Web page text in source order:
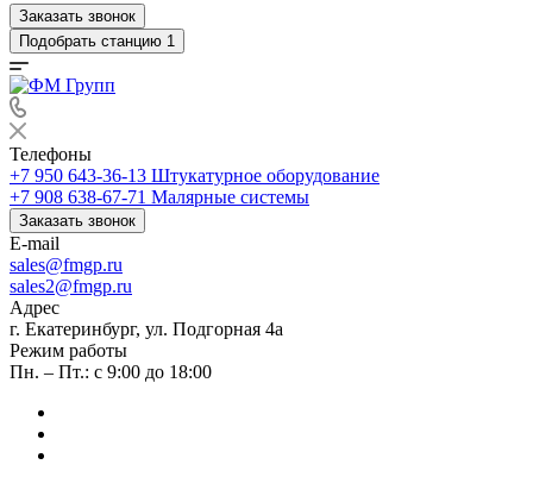
Заказать звонок
Подобрать станцию 1
Телефоны
+7 950 643-36-13 Штукатурное оборудование
+7 908 638-67-71 Малярные системы
Заказать звонок
E-mail
sales@fmgp.ru
sales2@fmgp.ru
Адрес
г. Екатеринбург, ул. Подгорная 4а
Режим работы
Пн. – Пт.: с 9:00 до 18:00